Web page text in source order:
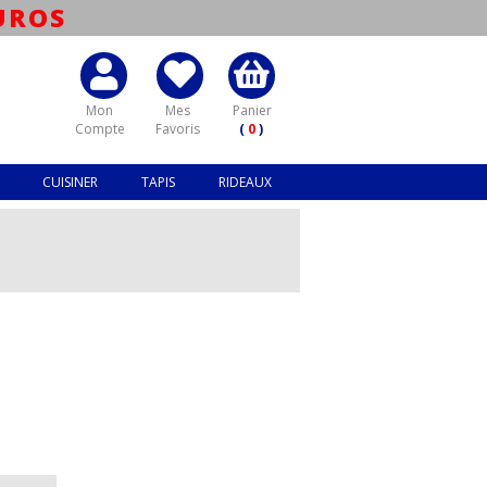
Mon
Compte
Mes
Favoris
Panier
( 0)
CUISINER TAPIS RIDEAUX